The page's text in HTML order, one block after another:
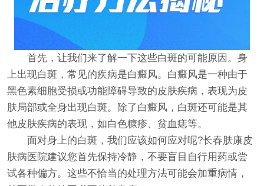
首先，让我们来了解一下这些白斑的可能原因。身
上出现白斑，常见的疾病是白癜风。白癜风是一种由于
黑色素细胞受损或功能障碍导致的皮肤疾病，表现为皮
肤局部或全身出现白斑。除了白癜风，白斑还可能是其
他皮肤疾病的表现，如白色糠疹、贫血痣等。
面对身上的白斑，我们应该如何应对呢?长春肤康皮
肤病医院建议您首先保持冷静，不要盲目自行用药或尝
试各种偏方。这些不恰当的处理方法可能会加重病情，